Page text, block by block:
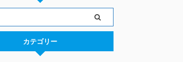
カテゴリー